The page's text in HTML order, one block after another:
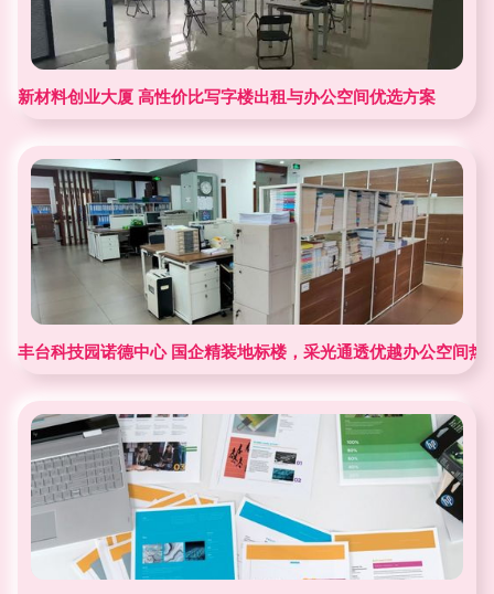
新材料创业大厦 高性价比写字楼出租与办公空间优选方案
丰台科技园诺德中心 国企精装地标楼，采光通透优越办公空间热